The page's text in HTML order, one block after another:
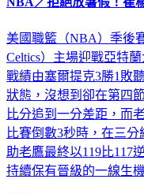
美國職籃（NBA）季後
Celtics）主場迎戰亞特
戰績由塞爾提克3勝1敗
狀態，沒想到卻在第四
比分追到一分差距，而
比賽倒數3秒時，在三
助老鷹最終以119比117
持續保有晉級的一線生